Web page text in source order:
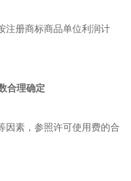
注册商标商品单位利润计
合理确定
因素，参照许可使用费的合